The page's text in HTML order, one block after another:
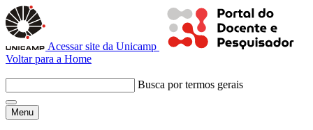
Acessar site da Unicamp
Voltar para a Home
Busca por termos gerais
Menu